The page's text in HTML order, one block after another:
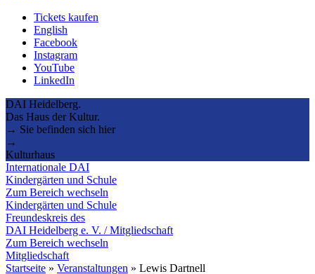
Tickets kaufen
English
Facebook
Instagram
YouTube
LinkedIn
DAI Heidelberg.
Das Haus der Kultur.
→ Sie befinden sich hier
→
Kulturhaus
Internationale DAI
Kindergärten und Schule
Zum Bereich wechseln
Kindergärten und Schule
Freundeskreis des
DAI Heidelberg e. V. / Mitgliedschaft
Zum Bereich wechseln
Mitgliedschaft
Startseite » Veranstaltungen » Lewis Dartnell